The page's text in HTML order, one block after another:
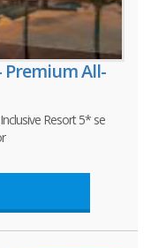
Premium All-
Resort 5* se